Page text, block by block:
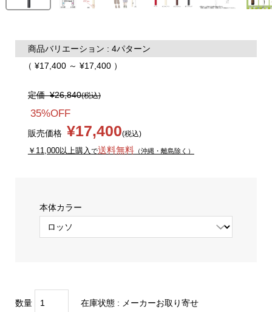
商品バリエーション : 4パターン
（ ¥17,400 ～ ¥17,400 ）
定価¥26,840(税込)
35%OFF
販売価格 ¥17,400(税込)
￥11,000以上購入 で送料無料（沖縄・離島除く）
本体カラー
数量 在庫状態 : メーカーお取り寄せ